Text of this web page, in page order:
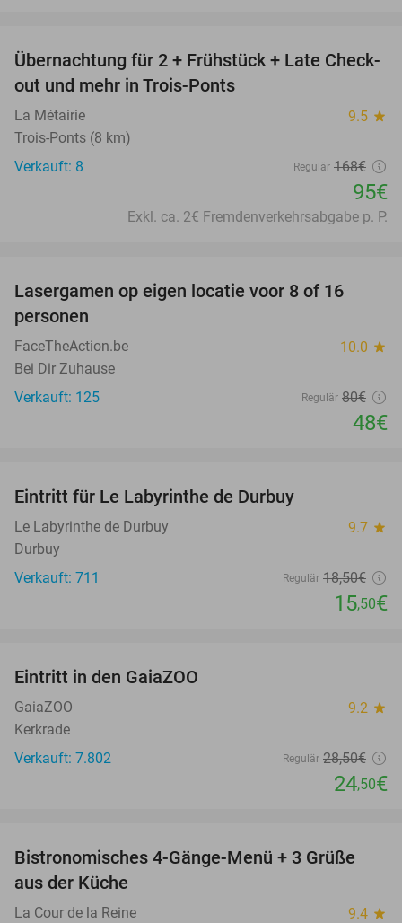
43%
Übernachtung für 2 + Frühstück + Late Check-
out und mehr in Trois-Ponts
La Métairie 9.5 star
Trois-Ponts (8 km)
Verkauft: 8
Regulär 168€
95€
Exkl. ca. 2€ Fremdenverkehrsabgabe p. P.
Lasergamen op eigen locatie voor 8 of 16
personen
FaceTheAction.be 10.0 star
Bei Dir Zuhause
Verkauft: 125
Regulär 80€
48€
Eintritt für Le Labyrinthe de Durbuy
Le Labyrinthe de Durbuy 9.7 star
Durbuy
Verkauft: 711
Regulär 18,50€
15,50€
Eintritt in den GaiaZOO
GaiaZOO 9.2 star
Kerkrade
Verkauft: 7.802
Regulär 28,50€
24,50€
37%
Bistronomisches 4-Gänge-Menü + 3 Grüße
aus der Küche
La Cour de la Reine 9.4 star